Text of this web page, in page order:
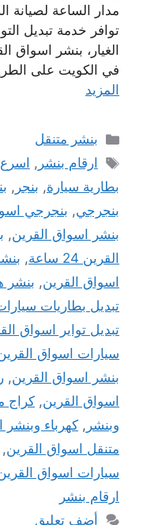
مدار الساعة لصيانة
توافر خدمة تبديل
الغيار، بنشر اسواق
في الكويت على
المزيد
التصنيفات
بنشر متنقل
الوسوم
ارقام بنشر ,
بطارية سيارة, بنجر ,
بنجرجي, بنجرجي
بنشر اسواق القرين,
القرين 24 ساعة
,
اسواق القرين, بنشر
تبديل بطاريات
تبديل تواير اسواق
سيارات اسواق
بنشر اسواق القرين,
اسواق القرين, كراج
وبنشر , كهرباء وبنشر
متنقل اسواق القرين,
سيارات اسواق
ارقام بنشر
أضف تعليق